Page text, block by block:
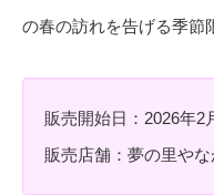
の春の訪れを告げる季節
販売開始日：2026年2
販売店舗：夢の里や